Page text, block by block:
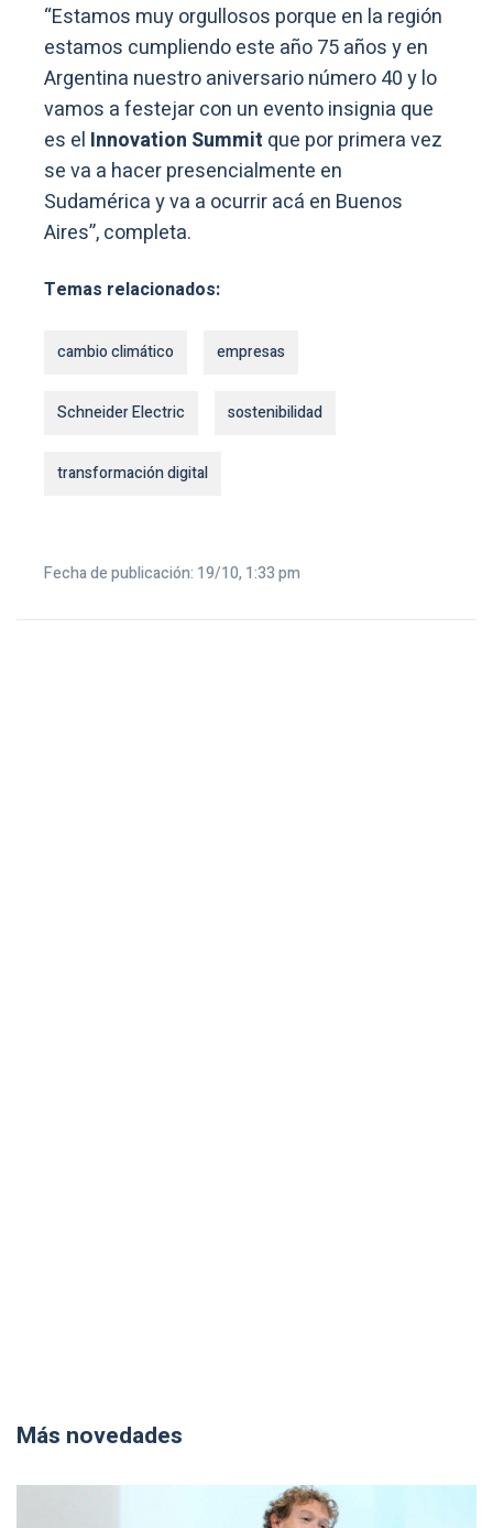
“Estamos muy orgullosos porque en la región
estamos cumpliendo este año 75 años y en
Argentina nuestro aniversario número 40 y lo
vamos a festejar con un evento insignia que
es el Innovation Summit que por primera vez
se va a hacer presencialmente en
Sudamérica y va a ocurrir acá en Buenos
Aires”, completa.
Temas relacionados:
cambio climático empresas
Schneider Electric sostenibilidad
transformación digital
Fecha de publicación: 19/10, 1:33 pm
Más novedades